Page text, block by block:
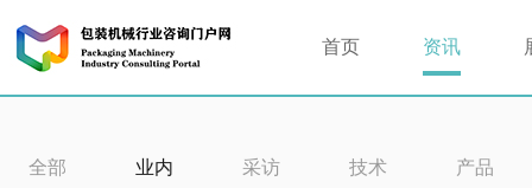
首页 资讯
全部 业内 采访 技术 产品